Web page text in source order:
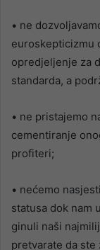
• ne
euroskepticizmu
opredjeljenje za
standarda, a
• ne pristajemo
cementiranje
profiteri;
• nećemo
statusa dok nam
ginuli naši
pretvarate da